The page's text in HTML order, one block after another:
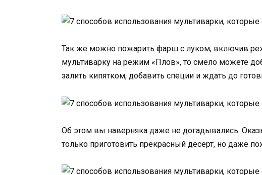
Так же можно пожарить фарш с луком, включив
мультиварку на режим «Плов», то смело можете
залить кипятком, добавить специи и ждать до
Об этом вы наверняка даже не догадывались.
только приготовить прекрасный десерт, но даже